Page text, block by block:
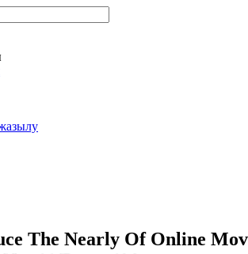
The Nearly Of Online